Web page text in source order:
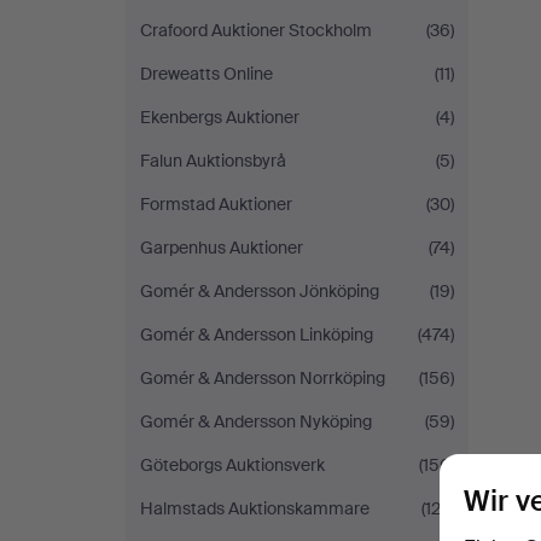
Crafoord Auktioner Stockholm
(36)
Dreweatts Online
(11)
Ekenbergs Auktioner
(4)
Falun Auktionsbyrå
(5)
Formstad Auktioner
(30)
Garpenhus Auktioner
(74)
Gomér & Andersson Jönköping
(19)
Gomér & Andersson Linköping
(474)
Gomér & Andersson Norrköping
(156)
Gomér & Andersson Nyköping
(59)
Göteborgs Auktionsverk
(156)
Halmstads Auktionskammare
(122)
Wir